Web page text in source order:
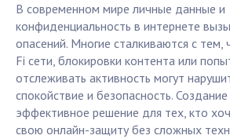
В современном мире личные данные и
конфиденциальность в интернете
опасений. Многие сталкиваются с тем,
Fi сети, блокировки контента или
отслеживать активность могут
спокойствие и безопасность.
эффективное решение для тех, кто
свою онлайн-защиту без сложных